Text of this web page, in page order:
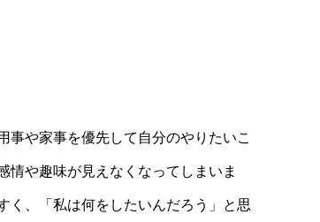
事や家事を優先して自分のやりたいこ
情や趣味が見えなくなってしまいま
く、「私は何をしたいんだろう」と思